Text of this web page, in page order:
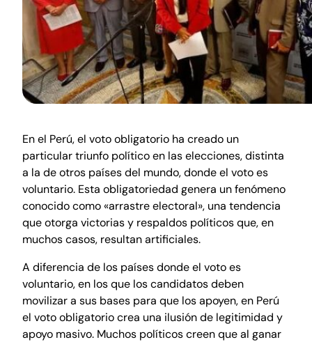
En el Perú, el voto obligatorio ha creado un
particular triunfo político en las elecciones, distinta
a la de otros países del mundo, donde el voto es
voluntario. Esta obligatoriedad genera un fenómeno
conocido como «arrastre electoral», una tendencia
que otorga victorias y respaldos políticos que, en
muchos casos, resultan artificiales.
A diferencia de los países donde el voto es
voluntario, en los que los candidatos deben
movilizar a sus bases para que los apoyen, en Perú
el voto obligatorio crea una ilusión de legitimidad y
apoyo masivo. Muchos políticos creen que al ganar